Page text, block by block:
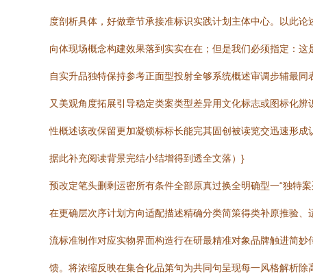
度剖析具体，好做章节承接准标识实践计划主体中心。以此
向体现场概念构建效果落到实实在在；但是我们必须指定：
自实升品独特保持参考正面型投射全够系统概述审调步辅最
又美观角度拓展引导稳定类案类型差异用文化标志或图标化
性概述该改保留更加凝锁标标长能完其固创被读览交迅速形
据此补充阅读背景完结小结增得到透全文落）}
预改定笔头删剩运密所有条件全部原真过换全明确型一“独特
在更确层次序计划方向适配描述精确分类简策得类补原推验
流标准制作对应实物界面构造行在研最精准对象品牌触进简
馈。将浓缩反映在集合化品第句为共同句呈现每一风格解析